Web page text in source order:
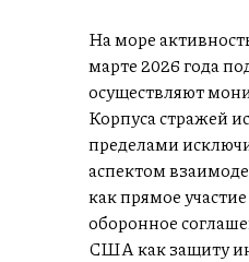
На море
марте 2026 года
осуществляют
Корпуса стражей
пределами
аспектом
как прямое
оборонное
США как защиту